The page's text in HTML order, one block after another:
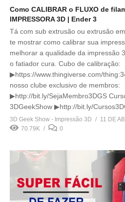
Como CALIBRAR o FLUXO de
IMPRESSORA 3D | Ender 3
Tá com sub extrusão ou extrusão
te mostrar como calibrar sua
melhorar a qualidade da impressão
o fatiador cura. Cubo de calibração:
▶https://www.thingiverse.com/
nosso clube exclusivo de membros:
▶http://bit.ly/SejaMembro3DGS
3DGeekShow ▶http://bit.ly/
3D Geek Show - Impressão 3D
11 DE
70.79K
0